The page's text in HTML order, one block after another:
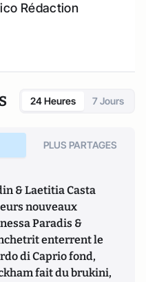
Rédaction
24 Heures 7 Jours
PLUS PARTAGES
& Laetitia Casta
nouveaux
Paradis &
enterrent le
di Caprio fond,
fait du brukini,